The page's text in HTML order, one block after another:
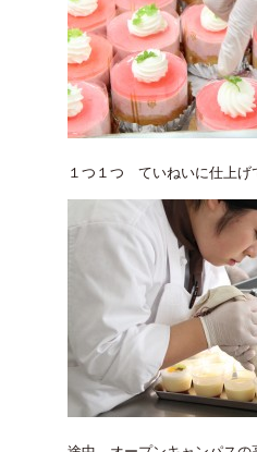
１つ１つ ていねいに仕上げ